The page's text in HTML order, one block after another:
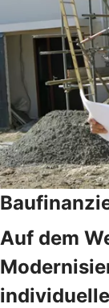
Auf dem